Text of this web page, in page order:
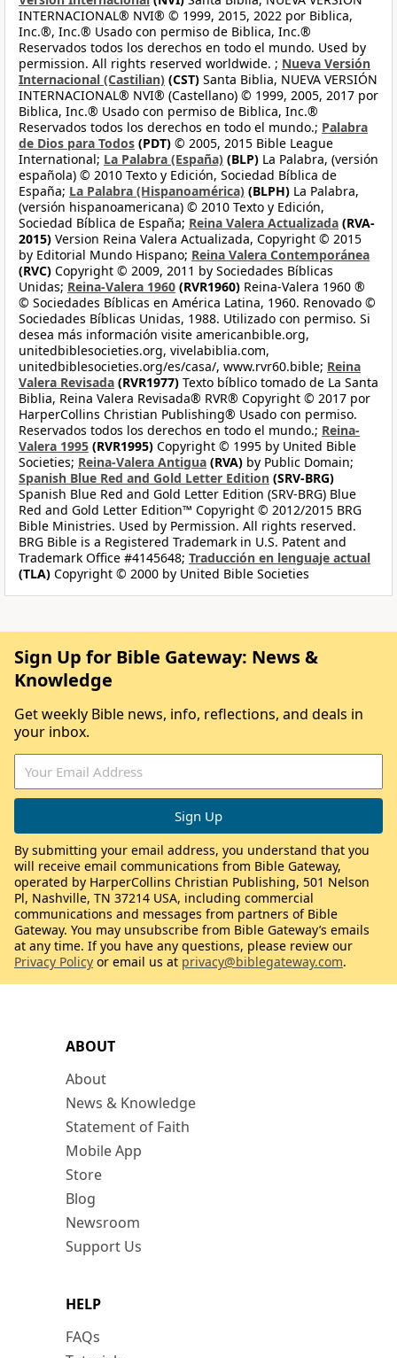
INTERNACIONAL® NVI® © 1999, 2015, 2022 por Biblica,
Inc.®, Inc.® Usado con permiso de Biblica, Inc.®
Reservados todos los derechos en todo el mundo. Used by
permission. All rights reserved worldwide. ; Nueva Versión
Internacional (Castilian) (CST) Santa Biblia, NUEVA VERSIÓN
INTERNACIONAL® NVI® (Castellano) © 1999, 2005, 2017 por
Biblica, Inc.® Usado con permiso de Biblica, Inc.®
Reservados todos los derechos en todo el mundo.; Palabra
de Dios para Todos (PDT) © 2005, 2015 Bible League
International; La Palabra (España) (BLP) La Palabra, (versión
española) © 2010 Texto y Edición, Sociedad Bíblica de
España; La Palabra (Hispanoamérica) (BLPH) La Palabra,
(versión hispanoamericana) © 2010 Texto y Edición,
Sociedad Bíblica de España; Reina Valera Actualizada (RVA-
2015) Version Reina Valera Actualizada, Copyright © 2015
by Editorial Mundo Hispano; Reina Valera Contemporánea
(RVC) Copyright © 2009, 2011 by Sociedades Bíblicas
Unidas; Reina-Valera 1960 (RVR1960) Reina-Valera 1960 ®
© Sociedades Bíblicas en América Latina, 1960. Renovado ©
Sociedades Bíblicas Unidas, 1988. Utilizado con permiso. Si
desea más información visite americanbible.org,
unitedbiblesocieties.org, vivelabiblia.com,
unitedbiblesocieties.org/es/casa/, www.rvr60.bible; Reina
Valera Revisada (RVR1977) Texto bíblico tomado de La Santa
Biblia, Reina Valera Revisada® RVR® Copyright © 2017 por
HarperCollins Christian Publishing® Usado con permiso.
Reservados todos los derechos en todo el mundo.; Reina-
Valera 1995 (RVR1995) Copyright © 1995 by United Bible
Societies; Reina-Valera Antigua (RVA) by Public Domain;
Spanish Blue Red and Gold Letter Edition (SRV-BRG)
Spanish Blue Red and Gold Letter Edition (SRV-BRG) Blue
Red and Gold Letter Edition™ Copyright © 2012/2015 BRG
Bible Ministries. Used by Permission. All rights reserved.
BRG Bible is a Registered Trademark in U.S. Patent and
Trademark Office #4145648; Traducción en lenguaje actual
(TLA) Copyright © 2000 by United Bible Societies
ABOUT
About
News & Knowledge
Statement of Faith
Mobile App
Store
Blog
Newsroom
Support Us
HELP
FAQs
Sign Up for Bible Gateway: News &
Knowledge
Get weekly Bible news, info, reflections, and deals in
your inbox.
By submitting your email address, you understand that you
will receive email communications from Bible Gateway,
operated by HarperCollins Christian Publishing, 501 Nelson
Pl, Nashville, TN 37214 USA, including commercial
communications and messages from partners of Bible
Gateway. You may unsubscribe from Bible Gateway’s emails
at any time. If you have any questions, please review our
Privacy Policy or email us at privacy@biblegateway.com.